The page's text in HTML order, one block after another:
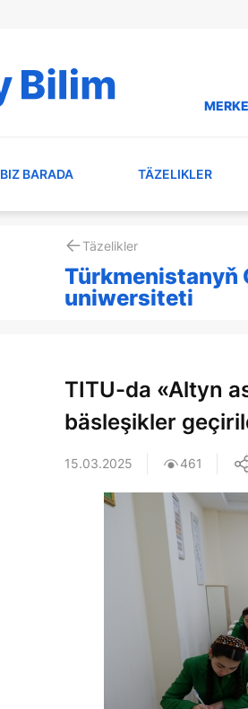
BIZ BARADA TÄZELIKLER
Täzelikler
Türkmenistanyň
uniwersiteti
TITU-da «Altyn
bäsleşikler
15.03.2025 461